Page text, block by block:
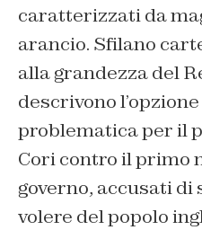
caratterizzati da
arancio. Sfilano
alla grandezza del
descrivono l’opzione
problematica per il
Cori contro il primo
governo, accusati
volere del popolo